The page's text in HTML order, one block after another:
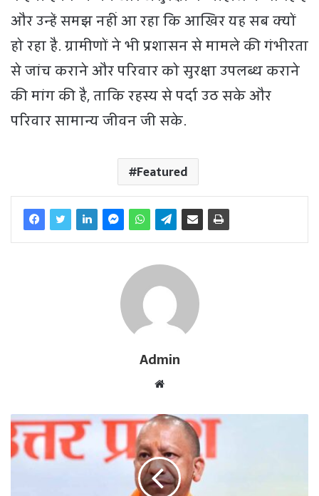
और उन्हें समझ नहीं आ रहा कि आखिर यह सब क्यों
हो रहा है. ग्रामीणों ने भी प्रशासन से मामले की गंभीरता
से जांच कराने और परिवार को सुरक्षा उपलब्ध कराने
की मांग की है, ताकि रहस्य से पर्दा उठ सके और
परिवार सामान्य जीवन जी सके.
Featured
Admin
b
s
i
t
e